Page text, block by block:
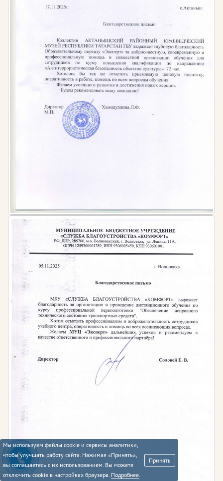
Мы используем файлы cookie и сервисы аналитики,
чтобы улучшать работу сайта. Нажимая «Принять»,
вы соглашаетесь с их использованием. Вы можете
отключить cookie в настройках браузера. Подробнее.
Принять